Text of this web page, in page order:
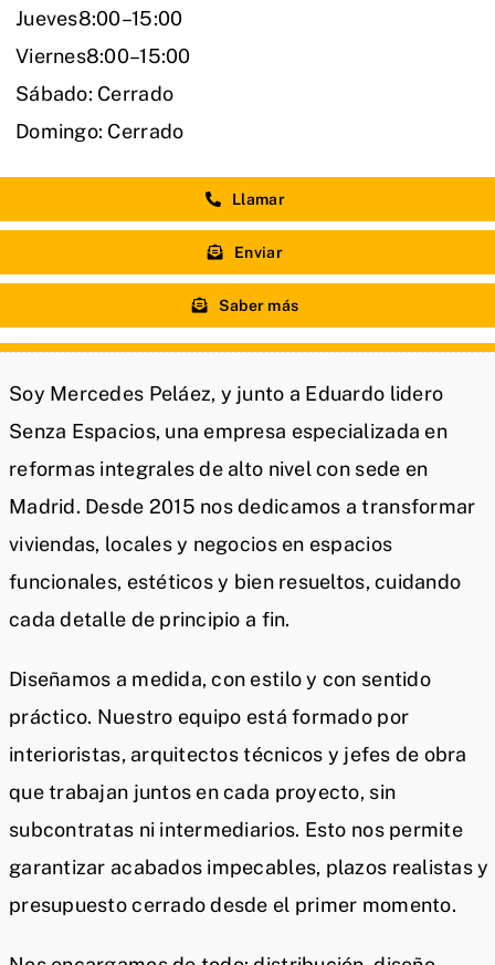
Soy Mercedes Peláez, y junto a Eduardo lidero
Senza Espacios, una empresa especializada en
reformas integrales de alto nivel con sede en
Madrid. Desde 2015 nos dedicamos a transformar
viviendas, locales y negocios en espacios
funcionales, estéticos y bien resueltos, cuidando
cada detalle de principio a fin.
Diseñamos a medida, con estilo y con sentido
práctico. Nuestro equipo está formado por
interioristas, arquitectos técnicos y jefes de obra
que trabajan juntos en cada proyecto, sin
subcontratas ni intermediarios. Esto nos permite
garantizar acabados impecables, plazos realistas y
presupuesto cerrado desde el primer momento.
Jueves8:00–15:00
Viernes8:00–15:00
Sábado: Cerrado
Domingo: Cerrado
Llamar
Enviar
Saber más